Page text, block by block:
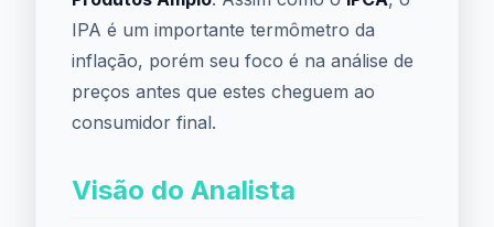
IPA é um importante termômetro da
inflação, porém seu foco é na análise de
preços antes que estes cheguem ao
consumidor final.
Visão do Analista